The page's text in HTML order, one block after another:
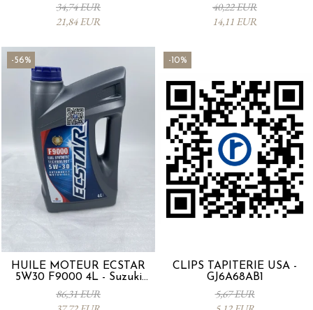
34,74 EUR
21,84 EUR
40,22 EUR
14,11 EUR
-56%
HUILE MOTEUR ECSTAR
5W30 F9000 4L - Suzuki
990R0-21E72-004
86,31 EUR
-10%
CLIPS TAPITERIE USA -
GJ6A68AB1
5,67 EUR